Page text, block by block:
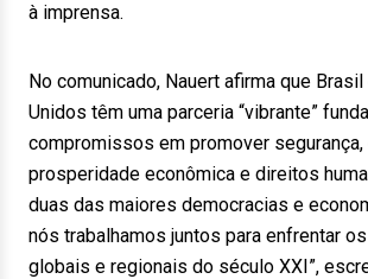
à imprensa.
No comunicado, Nauert afirma que
Unidos têm uma parceria “vibrante”
compromissos em promover segurança,
prosperidade econômica e direitos
duas das maiores democracias e
nós trabalhamos juntos para enfrentar
globais e regionais do século XXI”,